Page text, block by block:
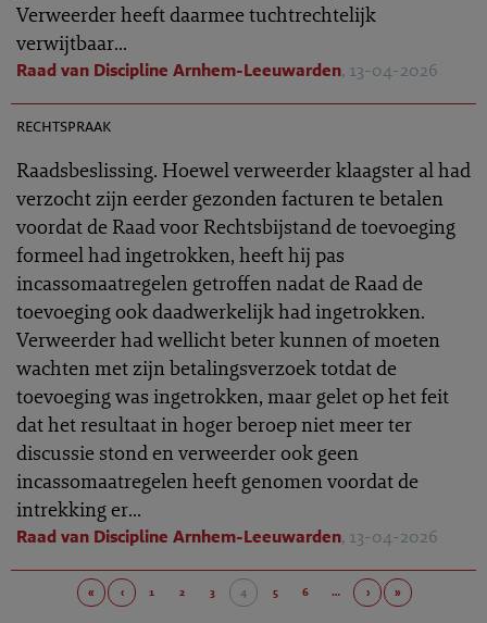
Verweerder heeft daarmee tuchtrechtelijk
verwijtbaar...
Raad van Discipline Arnhem-Leeuwarden, 13-04-2026
rechtspraak
Raadsbeslissing. Hoewel verweerder klaagster al had
verzocht zijn eerder gezonden facturen te betalen
voordat de Raad voor Rechtsbijstand de toevoeging
formeel had ingetrokken, heeft hij pas
incassomaatregelen getroffen nadat de Raad de
toevoeging ook daadwerkelijk had ingetrokken.
Verweerder had wellicht beter kunnen of moeten
wachten met zijn betalingsverzoek totdat de
toevoeging was ingetrokken, maar gelet op het feit
dat het resultaat in hoger beroep niet meer ter
discussie stond en verweerder ook geen
incassomaatregelen heeft genomen voordat de
intrekking er...
Raad van Discipline Arnhem-Leeuwarden, 13-04-2026
« ‹ 1 2 3 4 5 6 … › »